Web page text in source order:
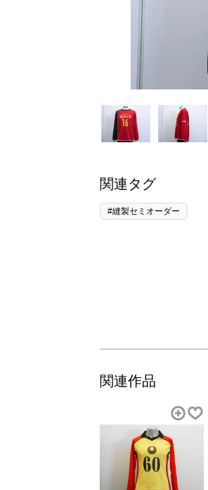
関連タグ
#縫製セミオーダー
関連作品